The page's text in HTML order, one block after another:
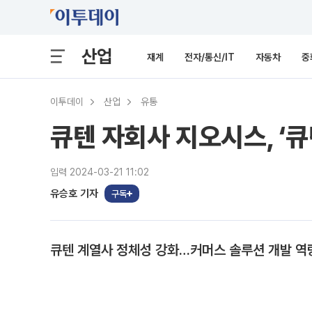
산업 재계 전자/통신/IT 자동차 중
이투데이 산업 유통
큐텐 자회사 지오시스, ‘
입력 2024-03-21 11:02
유승호 기자 구독
큐텐 계열사 정체성 강화…커머스 솔루션 개발 역